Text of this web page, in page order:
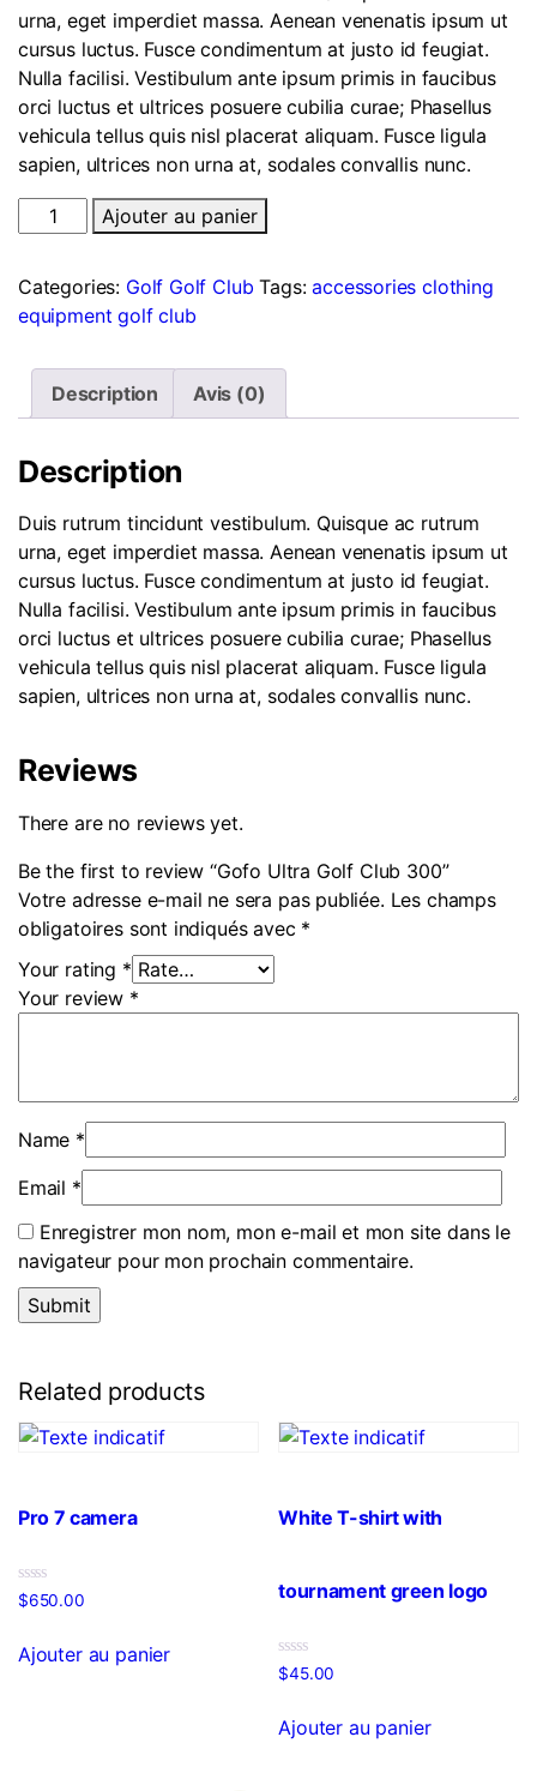
urna, eget imperdiet massa. Aenean venenatis ipsum ut
cursus luctus. Fusce condimentum at justo id feugiat.
Nulla facilisi. Vestibulum ante ipsum primis in faucibus
orci luctus et ultrices posuere cubilia curae; Phasellus
vehicula tellus quis nisl placerat aliquam. Fusce ligula
sapien, ultrices non urna at, sodales convallis nunc.
quantité
de
Ultra
Golf
Ajouter au panier
Categories: Golf Golf Club Tags:accessories clothing
equipment golf club
Description Avis (0)
Description
Duis rutrum tincidunt vestibulum. Quisque ac rutrum
urna, eget imperdiet massa. Aenean venenatis ipsum ut
cursus luctus. Fusce condimentum at justo id feugiat.
Nulla facilisi. Vestibulum ante ipsum primis in faucibus
orci luctus et ultrices posuere cubilia curae; Phasellus
vehicula tellus quis nisl placerat aliquam. Fusce ligula
sapien, ultrices non urna at, sodales convallis nunc.
Reviews
There are no reviews yet.
Be the first to review “Gofo Ultra Golf Club 300”
Votre adresse e-mail ne sera pas publiée. Les champs
obligatoires sont indiqués avec *
Your rating *
Your review *
Name *
Email *
Enregistrer mon nom, mon e-mail et mon site dans le
navigateur pour mon prochain commentaire.
Related products
Pro 7 camera
Note
0
5
$650.00
Ajouter au panier
White T-shirt with
tournament green logo
Note
0
5
$45.00
Ajouter au panier